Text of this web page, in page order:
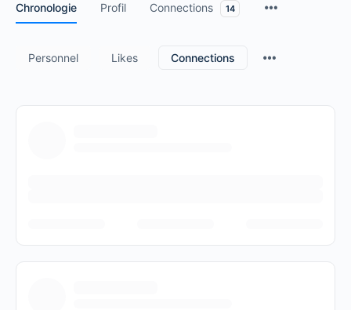
Chronologie Profil Connections 14
Personnel Likes Connections